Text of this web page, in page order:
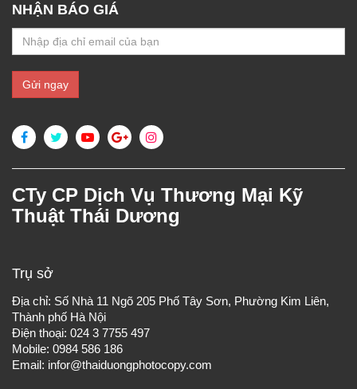
NHẬN BÁO GIÁ
CTy CP Dịch Vụ Thương Mại Kỹ
Thuật Thái Dương
Trụ sở
Địa chỉ: Số Nhà 11 Ngõ 205 Phố Tây Sơn, Phường Kim Liên,
Thành phố Hà Nội
Điện thoại: 024 3 7755 497
Mobile: 0984 586 186
Email: infor@thaiduongphotocopy.com